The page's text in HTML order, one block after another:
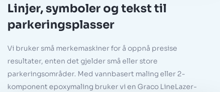
Linjer, symboler og tekst til
parkeringsplasser
Vi bruker små merkemaskiner for å oppnå presise
resultater, enten det gjelder små eller store
parkeringsområder. Med vannbasert maling eller 2-
komponent epoxymaling bruker vi en Graco LineLazer-